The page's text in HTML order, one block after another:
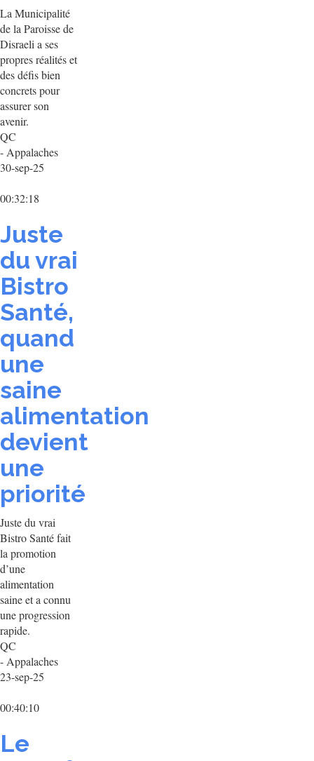
La Municipalité
de la Paroisse de
Disraeli a ses
propres réalités et
des défis bien
concrets pour
assurer son
avenir.
QC
- Appalaches
30-sep-25
00:32:18
Juste
du vrai
Bistro
Santé,
quand
une
saine
alimentation
devient
une
priorité
Juste du vrai
Bistro Santé fait
la promotion
d’une
alimentation
saine et a connu
une progression
rapide.
QC
- Appalaches
23-sep-25
00:40:10
Le